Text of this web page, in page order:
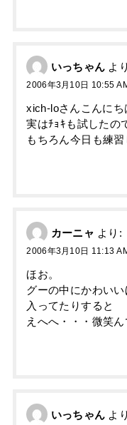
いっちゃん よ
2006年3月10日 10:55
xich-loさんこんにち
実はﾁｮｷも試したの
もちろん今日も練習
カーニャ より:
2006年3月10日 11:13
ほお。
グーの中にかわい
入ってたりすると
えへへ・・・微笑ん
いっちゃん よ